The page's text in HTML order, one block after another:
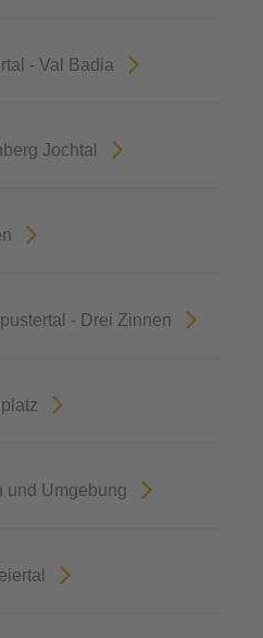
- Val Badia
Jochtal
- Drei Zinnen
und Umgebung